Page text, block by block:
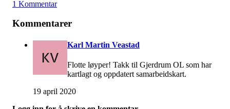
1 Kommentar
Kommentarer
Karl Martin Veastad
Flotte løyper! Takk til Gjerdrum OL som har
kartlagt og oppdatert samarbeidskart.
19 april 2020